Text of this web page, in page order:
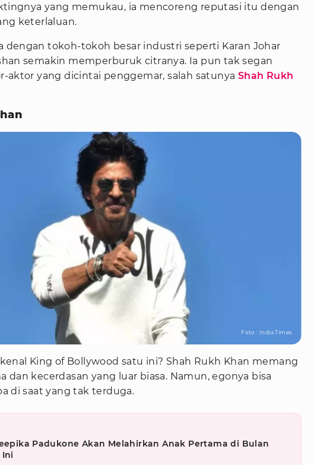
yang memukau, ia mencoreng reputasi itu dengan
keterlaluan.
dengan tokoh-tokoh besar industri seperti Karan Johar
semakin memperburuk citranya. Ia pun tak segan
aktor yang dicintai penggemar, salah satunya Shah Rukh
Foto : India Times
King of Bollywood satu ini? Shah Rukh Khan memang
dan kecerdasan yang luar biasa. Namun, egonya bisa
di saat yang tak terduga.
Padukone Akan Melahirkan Anak Pertama di Bulan